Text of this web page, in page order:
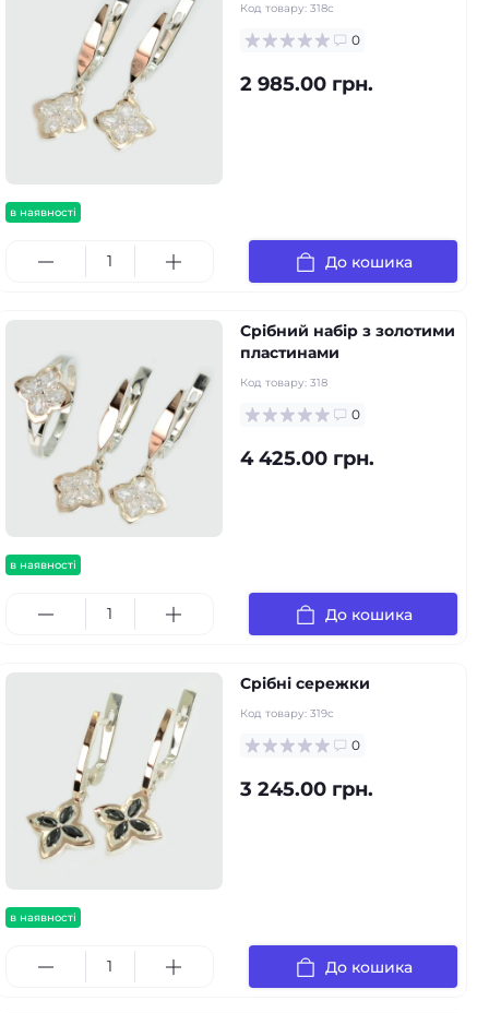
в наявності
Код товару: 318с
0
2 985.00 грн.
До кошика
в наявності
Срібний набір з золотими
пластинами
Код товару: 318
0
4 425.00 грн.
До кошика
в наявності
Срібні сережки
Код товару: 319с
0
3 245.00 грн.
До кошика